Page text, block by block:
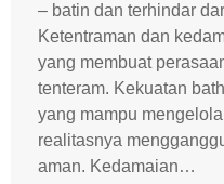
– batin dan terhindar
Ketentraman dan
yang membuat
tenteram. Kekuatan
yang mampu
realitasnya
aman. Kedamaian…